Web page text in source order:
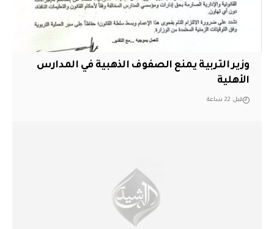
وزير التربية يمنع الصفوف الذهبية في المدارس
الأهلية
قبل 22 ساعة